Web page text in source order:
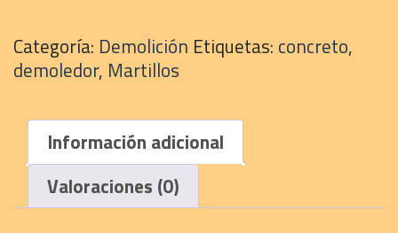
30
Kilos
cantidad
Categoría: Demolición Etiquetas: concreto,
demoledor, Martillos
Información adicional
Valoraciones (0)